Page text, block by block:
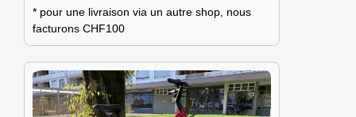
* pour une livraison via un autre shop, nous
facturons CHF100